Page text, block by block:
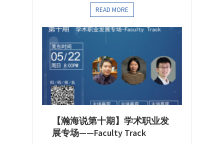
READ MORE
【瀚海说第十期】学术职业发
展专场——Faculty Track